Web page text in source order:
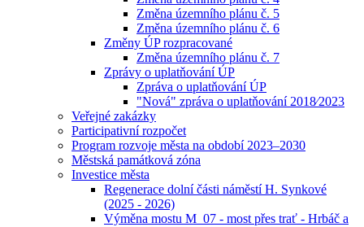
Změna územního plánu č. 5
Změna územního plánu č. 6
Změny ÚP rozpracované
Změna územního plánu č. 7
Zprávy o uplatňování ÚP
Zpráva o uplatňování ÚP
"Nová" zpráva o uplatňování 2018⁄2023
Veřejné zakázky
Participativní rozpočet
Program rozvoje města na období 2023–2030
Městská památková zóna
Investice města
Regenerace dolní části náměstí H. Synkové
(2025 - 2026)
Výměna mostu M_07 - most přes trať - Hrbáč a